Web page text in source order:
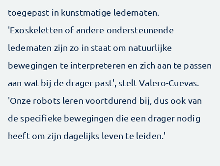
toegepast in kunstmatige ledematen.
'Exoskeletten of andere ondersteunende
ledematen zijn zo in staat om natuurlijke
bewegingen te interpreteren en zich aan te passen
aan wat bij de drager past', stelt Valero-Cuevas.
'Onze robots leren voortdurend bij, dus ook van
de specifieke bewegingen die een drager nodig
heeft om zijn dagelijks leven te leiden.'